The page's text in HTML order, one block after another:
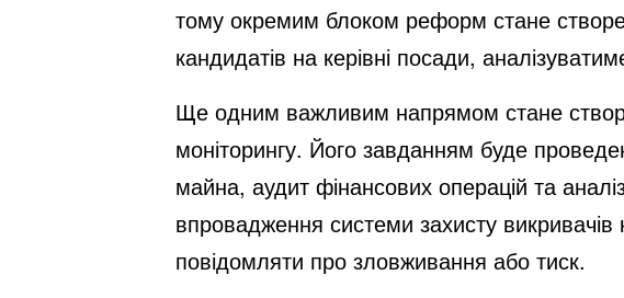
тому окремим блоком реформ стане
кандидатів на керівні посади,
Ще одним важливим напрямом стане
моніторингу. Його завданням буде
майна, аудит фінансових операцій та
впровадження системи захисту
повідомляти про зловживання або тиск.